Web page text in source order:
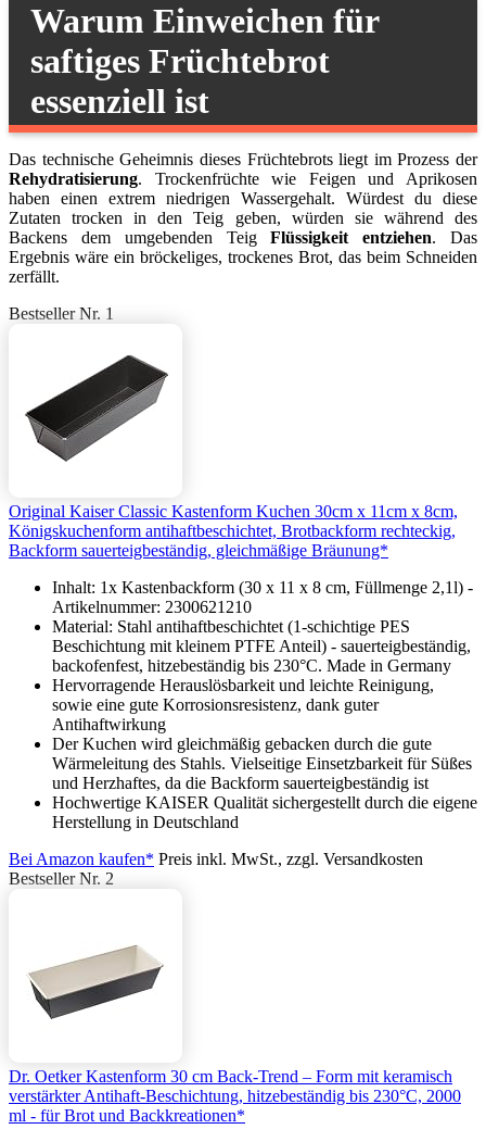
Warum Einweichen für
saftiges Früchtebrot
essenziell ist
Das technische Geheimnis dieses Früchtebrots liegt im Prozess der
Rehydratisierung. Trockenfrüchte wie Feigen und Aprikosen
haben einen extrem niedrigen Wassergehalt. Würdest du diese
Zutaten trocken in den Teig geben, würden sie während des
Backens dem umgebenden TeigFlüssigkeit entziehen. Das
Ergebnis wäre ein bröckeliges, trockenes Brot, das beim Schneiden
zerfällt.
Bestseller Nr. 1
Original Kaiser Classic Kastenform Kuchen 30cm x 11cm x 8cm,
Königskuchenform antihaftbeschichtet, Brotbackform rechteckig,
Backform sauerteigbeständig, gleichmäßige Bräunung*
Inhalt: 1x Kastenbackform (30 x 11 x 8 cm, Füllmenge 2,1l) -
Artikelnummer: 2300621210
Material: Stahl antihaftbeschichtet (1-schichtige PES
Beschichtung mit kleinem PTFE Anteil) - sauerteigbeständig,
backofenfest, hitzebeständig bis 230°C. Made in Germany
Hervorragende Herauslösbarkeit und leichte Reinigung,
sowie eine gute Korrosionsresistenz, dank guter
Antihaftwirkung
Der Kuchen wird gleichmäßig gebacken durch die gute
Wärmeleitung des Stahls. Vielseitige Einsetzbarkeit für Süßes
und Herzhaftes, da die Backform sauerteigbeständig ist
Hochwertige KAISER Qualität sichergestellt durch die eigene
Herstellung in Deutschland
Bei Amazon kaufen* Preis inkl. MwSt., zzgl. Versandkosten
Bestseller Nr. 2
Dr. Oetker Kastenform 30 cm Back-Trend – Form mit keramisch
verstärkter Antihaft-Beschichtung, hitzebeständig bis 230°C, 2000
ml - für Brot und Backkreationen*